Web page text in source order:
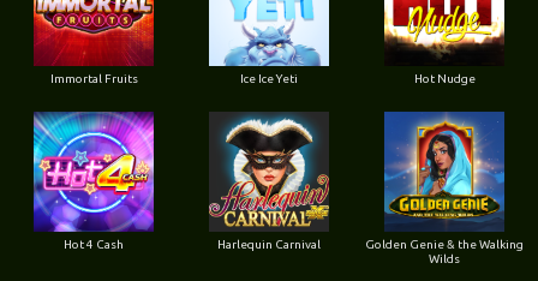
Immortal Fruits Ice Ice Yeti Hot Nudge
Hot 4 Cash Harlequin Carnival
Golden Genie & the Walking
Wilds